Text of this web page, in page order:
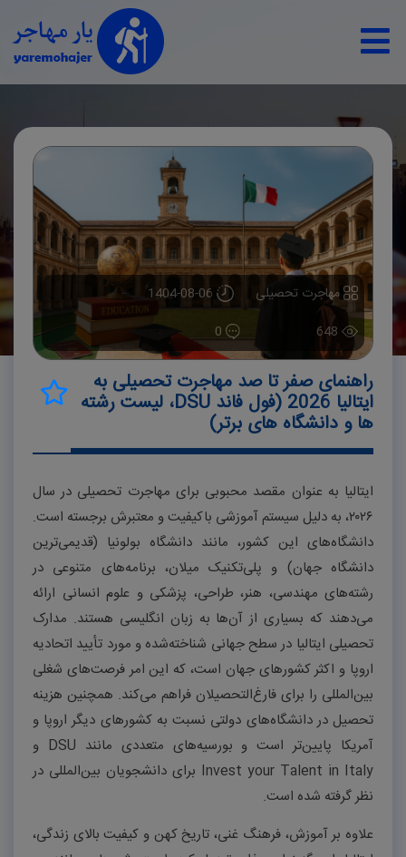
مهاجرت تحصیلی
1404-08-06
648
0
راهنمای صفر تا صد مهاجرت تحصیلی به
ایتالیا 2026 (فول فاند DSU، لیست رشته
ها و دانشگاه های برتر)
ایتالیا به عنوان مقصد محبوبی برای مهاجرت تحصیلی در سال
۲۰۲۶، به دلیل سیستم آموزشی باکیفیت و معتبرش برجسته است.
دانشگاه‌های این کشور، مانند دانشگاه بولونیا (قدیمی‌ترین
دانشگاه جهان) و پلی‌تکنیک میلان، برنامه‌های متنوعی در
رشته‌های مهندسی، هنر، طراحی، پزشکی و علوم انسانی ارائه
می‌دهند که بسیاری از آن‌ها به زبان انگلیسی هستند. مدارک
تحصیلی ایتالیا در سطح جهانی شناخته‌شده و مورد تأیید اتحادیه
اروپا و اکثر کشورهای جهان است، که این امر فرصت‌های شغلی
بین‌المللی را برای فارغ‌التحصیلان فراهم می‌کند. همچنین هزینه
تحصیل در دانشگاه‌های دولتی نسبت به کشورهای دیگر اروپا و
آمریکا پایین‌تر است و بورسیه‌های متعددی مانند DSU و
Invest your Talent in Italy برای دانشجویان بین‌المللی در
نظر گرفته شده است.
علاوه بر آموزش، فرهنگ غنی، تاریخ کهن و کیفیت بالای زندگی،